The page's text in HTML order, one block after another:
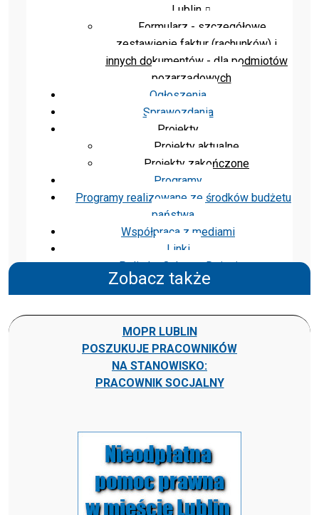
Lublin
Formularz - szczegółowe
zestawienie faktur (rachunków) i
innych dokumentów - dla podmiotów
pozarządowych
Ogłoszenia
Sprawozdania
Projekty
Projekty aktualne
Projekty zakończone
Programy
Programy realizowane ze środków budżetu
państwa
Współpraca z mediami
Linki
Polityka Ochrony Dzieci
Zobacz także
MOPR LUBLIN
POSZUKUJE PRACOWNIKÓW
NA STANOWISKO:
PRACOWNIK SOCJALNY